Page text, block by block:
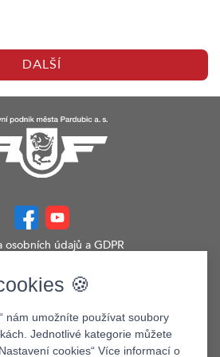
DALŠÍ
osobních údajů a GDPR
verzi webu pro PC
podnik města Pardubic a.s.
🍪
nám umožníte používat soubory
Jednotlivé kategorie můžete
cookies“ Více informací o